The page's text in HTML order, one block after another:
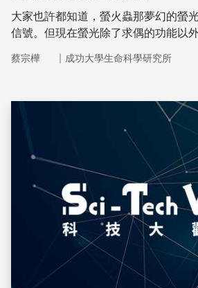
大家也許都知道，螢火蟲那夢幻的螢
信號。但現在螢光除了求偶的功能以
道大學保健科學研究所的尾崎倫孝教
化，來監測動物體內pH值的方法
蔡宗樺 ｜ 成功大學生命科學研究所